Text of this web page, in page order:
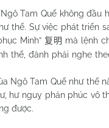
Tam Quế không đầu
thế. Sự việc phát triển
Minh” 复明 mà lệnh
thế, đành phải nghe
Ngô Tam Quế như thế
hư nguỵ phản phúc vô
được.